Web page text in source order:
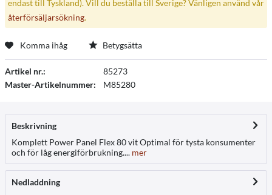
endast till Tyskland). Vill du beställa till Sverige? Vänligen använd vår
återförsäljarsökning.
Komma ihåg Betygsätta
Artikel nr.:
85273
Master-Artikelnummer:
M85280
Beskrivning
Komplett Power Panel Flex 80 vit Optimal för tysta konsumenter
och för låg energiförbrukning.... mer
Nedladdning